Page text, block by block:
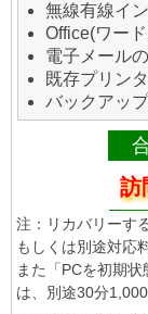
無線有線イ
Office(ワー
電子メール
既存プリン
バックアッ
合
訪
注：リカバリーす
もしくは別途対応
また「PCを初期
は、別途30分